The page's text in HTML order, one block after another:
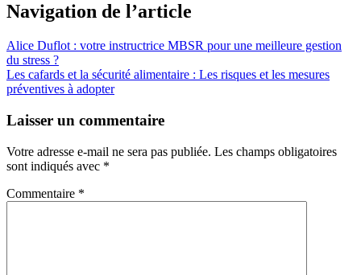
Navigation de l’article
Alice Duflot : votre instructrice MBSR pour une meilleure gestion
du stress ?
Les cafards et la sécurité alimentaire : Les risques et les mesures
préventives à adopter
Laisser un commentaire
Votre adresse e-mail ne sera pas publiée. Les champs obligatoires
sont indiqués avec *
Commentaire *